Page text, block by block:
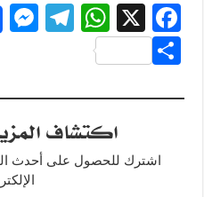
F
a
c
e
o
X
W
s
A
p
T
gr
a
m
M
ar
اكتشاف
اشترك للحصول على أحدث